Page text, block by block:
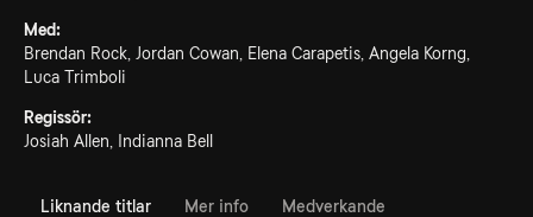
Med:
Brendan Rock, Jordan Cowan, Elena Carapetis, Angela Korng,
Luca Trimboli
Regissör:
Josiah Allen, Indianna Bell
Liknande titlar Mer info Medverkande